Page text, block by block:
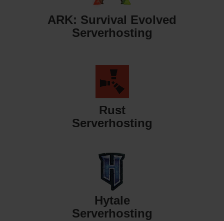
ARK: Survival Evolved
Serverhosting
Rust
Serverhosting
Hytale
Serverhosting